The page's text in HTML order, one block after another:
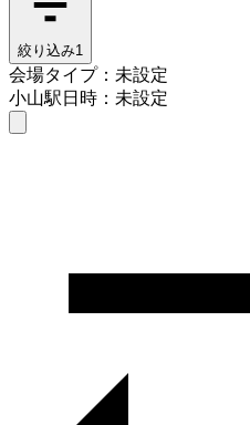
絞り込み1
会場タイプ：未設定
小山駅日時：未設定